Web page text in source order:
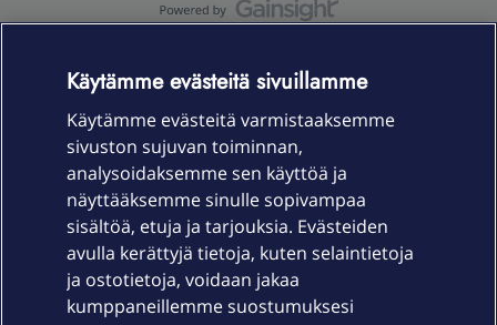
Laitteet & liittymät
Palvelut
Käytämme evästeitä sivuillamme
Käytämme evästeitä varmistaaksemme
sivuston sujuvan toiminnan,
analysoidaksemme sen käyttöä ja
näyttääksemme sinulle sopivampaa
sisältöä, etuja ja tarjouksia. Evästeiden
avulla kerättyjä tietoja, kuten selaintietoja
ja ostotietoja, voidaan jakaa
kumppaneillemme suostumuksesi